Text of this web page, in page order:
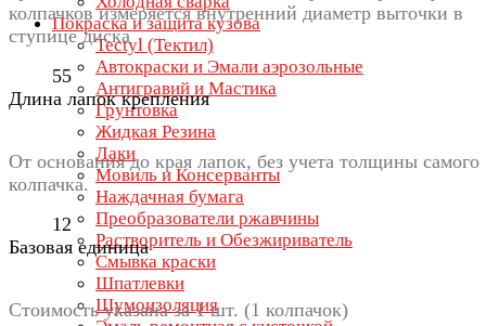
Покраска и защита кузова
Tectyl (Тектил)
Автокраски и Эмали аэрозольные
Антигравий и Мастика
Грунтовка
Жидкая Резина
Лаки
Мовиль и Консерванты
Наждачная бумага
Преобразователи ржавчины
Растворитель и Обезжириватель
Смывка краски
Шпатлевки
Шумоизоляция
колпачков измеряется внутренний диаметр выточки в
ступице диска
55
Длина лапок крепления
От основания до края лапок, без учета толщины самого
колпачка.
12
Базовая единица
Стоимость указана за 1 шт. (1 колпачок)